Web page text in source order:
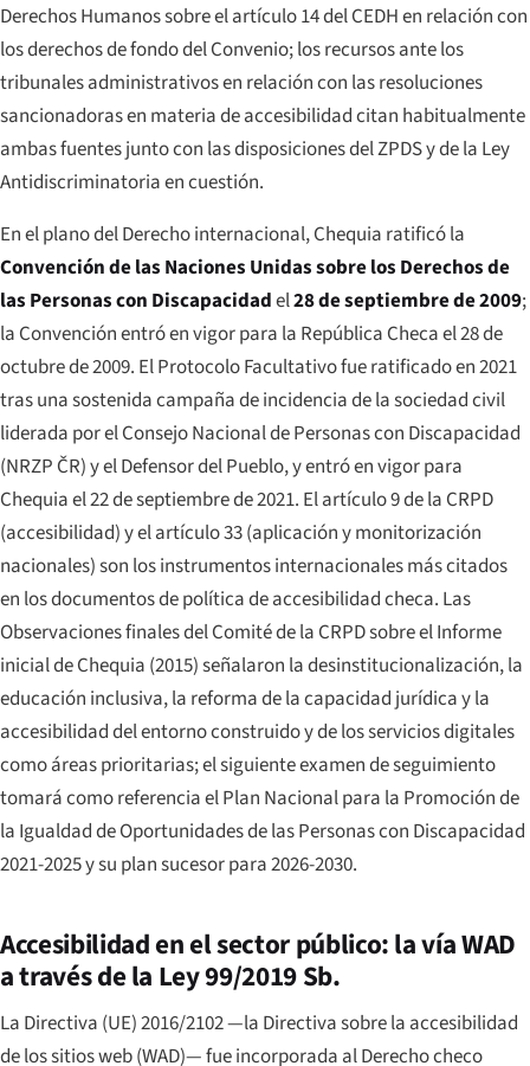
Derechos Humanos sobre el artículo 14 del CEDH en relación con
los derechos de fondo del Convenio; los recursos ante los
tribunales administrativos en relación con las resoluciones
sancionadoras en materia de accesibilidad citan habitualmente
ambas fuentes junto con las disposiciones del ZPDS y de la Ley
Antidiscriminatoria en cuestión.
En el plano del Derecho internacional, Chequia ratificó la
Convención de las Naciones Unidas sobre los Derechos de
las Personas con Discapacidadel28 de septiembre de 2009;
la Convención entró en vigor para la República Checa el 28 de
octubre de 2009. El Protocolo Facultativo fue ratificado en 2021
tras una sostenida campaña de incidencia de la sociedad civil
liderada por el Consejo Nacional de Personas con Discapacidad
(NRZP ČR) y el Defensor del Pueblo, y entró en vigor para
Chequia el 22 de septiembre de 2021. El artículo 9 de la CRPD
(accesibilidad) y el artículo 33 (aplicación y monitorización
nacionales) son los instrumentos internacionales más citados
en los documentos de política de accesibilidad checa. Las
Observaciones finales del Comité de la CRPD sobre el Informe
inicial de Chequia (2015) señalaron la desinstitucionalización, la
educación inclusiva, la reforma de la capacidad jurídica y la
accesibilidad del entorno construido y de los servicios digitales
como áreas prioritarias; el siguiente examen de seguimiento
tomará como referencia el Plan Nacional para la Promoción de
la Igualdad de Oportunidades de las Personas con Discapacidad
2021-2025 y su plan sucesor para 2026-2030.
Accesibilidad en el sector público: la vía WAD
a través de la Ley 99/2019 Sb.
La Directiva (UE) 2016/2102 —la Directiva sobre la accesibilidad
de los sitios web (WAD)— fue incorporada al Derecho checo